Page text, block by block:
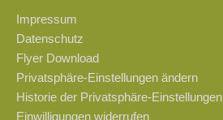
Impressum
Datenschutz
Flyer Download
Privatsphäre-Einstellungen ändern
Historie der Privatsphäre-Einstellungen
Einwilligungen widerrufen